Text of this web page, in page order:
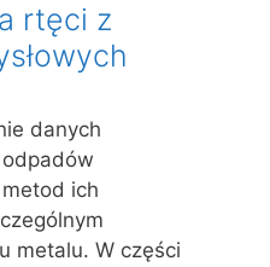
rtęci z
danych
ich
metalu. W części